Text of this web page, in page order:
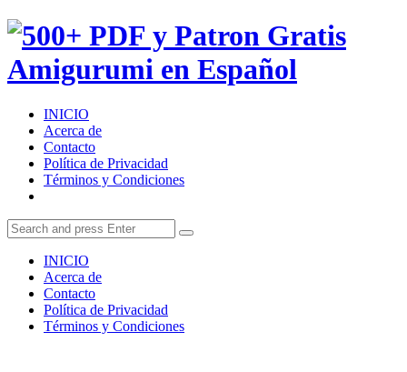
Menu
500+
PDF
Patron
Gratis
Amigurumi
en
Español
SearchINICIO
Acerca de
Contacto
Política de Privacidad
Términos y Condiciones
Search
for:
Search
INICIO
Acerca de
Contacto
Política de Privacidad
Términos y Condiciones